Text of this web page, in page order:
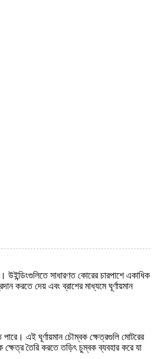
সাধারণত কোরের চারপাশে একাধিক
করতে দেয় এবং ব্রাশের মাধ্যমে ঘূর্ণায়মান
পারে। এই ঘূর্ণায়মান চৌম্বক ক্ষেত্রগুলি মোটরের
ক্ষেত্র তৈরি করতে তড়িৎ চুম্বক ব্যবহার করে যা